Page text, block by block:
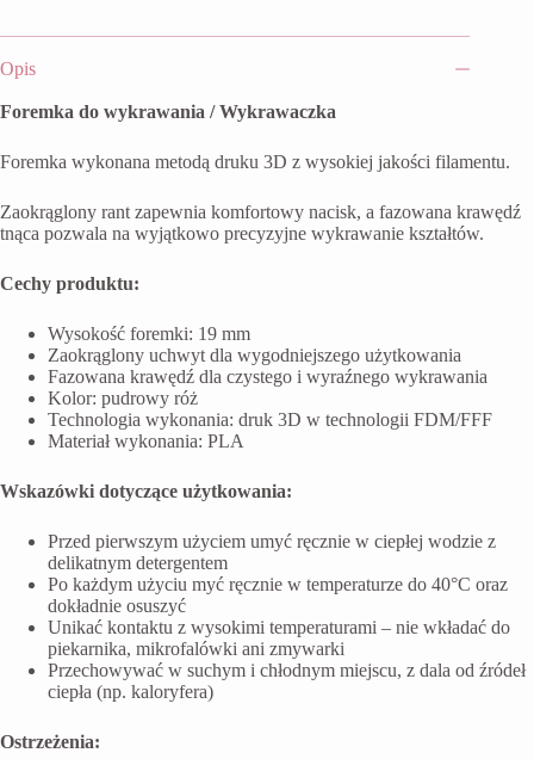
Opis
Foremka do wykrawania / Wykrawaczka
Foremka wykonana metodą druku 3D z wysokiej jakości filamentu.
Zaokrąglony rant zapewnia komfortowy nacisk, a fazowana krawędź
tnąca pozwala na wyjątkowo precyzyjne wykrawanie kształtów.
Cechy produktu:
Wysokość foremki: 19 mm
Zaokrąglony uchwyt dla wygodniejszego użytkowania
Fazowana krawędź dla czystego i wyraźnego wykrawania
Kolor: pudrowy róż
Technologia wykonania: druk 3D w technologii FDM/FFF
Materiał wykonania: PLA
Wskazówki dotyczące użytkowania:
Przed pierwszym użyciem umyć ręcznie w ciepłej wodzie z
delikatnym detergentem
Po każdym użyciu myć ręcznie w temperaturze do 40°C oraz
dokładnie osuszyć
Unikać kontaktu z wysokimi temperaturami – nie wkładać do
piekarnika, mikrofalówki ani zmywarki
Przechowywać w suchym i chłodnym miejscu, z dala od źródeł
ciepła (np. kaloryfera)
Ostrzeżenia: